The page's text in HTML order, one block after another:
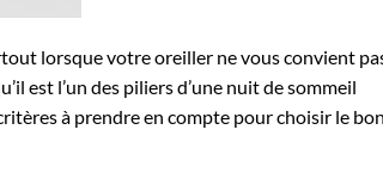
lorsque votre oreiller ne vous convient
est l’un des piliers d’une nuit de sommeil
à prendre en compte pour choisir le bon